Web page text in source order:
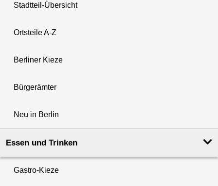
Stadtteil-Übersicht
Ortsteile A-Z
Berliner Kieze
Bürgerämter
Neu in Berlin
Essen und Trinken
Gastro-Kieze